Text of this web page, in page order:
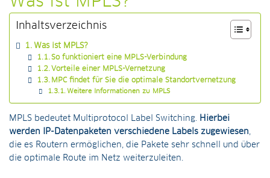
Inhaltsverzeichnis
Was ist MPLS?
So funktioniert eine MPLS-Verbindung
Vorteile einer MPLS-Vernetzung
MPC findet für Sie die optimale Standortvernetzung
Weitere Informationen zu MPLS
MPLS bedeutet Multiprotocol Label Switching. Hierbei
werden IP-Datenpaketen verschiedene Labels zugewiesen,
die es Routern ermöglichen, die Pakete sehr schnell und über
die optimale Route im Netz weiterzuleiten.